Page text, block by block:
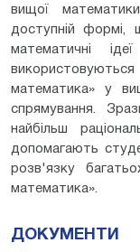
вищої
доступній формі,
математичні
математика» у
спрямування.
найбільш
допомагають
розв'язку
математика».
ДОКУМЕНТИ